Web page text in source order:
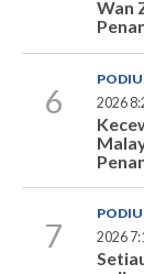
Wan
6
2026
7
2026